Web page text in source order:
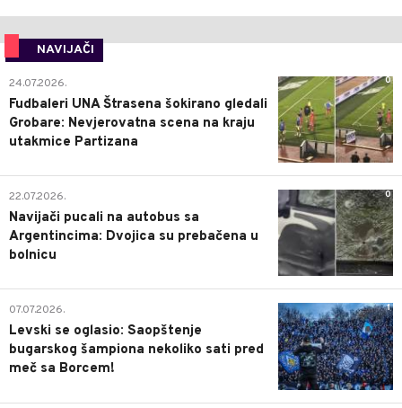
NAVIJAČI
0
24.07.2026.
Fudbaleri UNA Štrasena šokirano gledali
Grobare: Nevjerovatna scena na kraju
utakmice Partizana
0
22.07.2026.
Navijači pucali na autobus sa
Argentincima: Dvojica su prebačena u
bolnicu
1
07.07.2026.
Levski se oglasio: Saopštenje
bugarskog šampiona nekoliko sati pred
meč sa Borcem!